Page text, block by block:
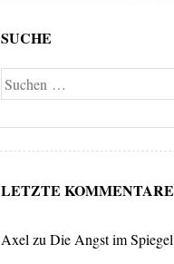
SUCHE
Suche
LETZTE KOMMENTARE
Axel zu Die Angst im Spiegel